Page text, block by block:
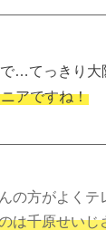
…てっきり大
アですね！
の方がよく
は千原せいじ